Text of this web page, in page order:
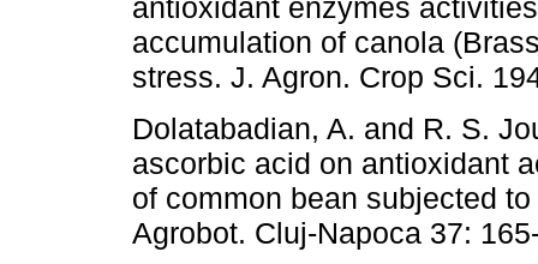
antioxidant enzymes
accumulation of canola
stress. J. Agron. Crop Sci.
Dolatabadian, A. and R. S.
ascorbic acid on antioxidant
of common bean subjected
Agrobot. Cluj-Napoca 37: